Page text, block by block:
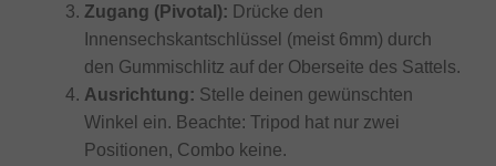
Zugang (Pivotal): Drücke den
Innensechskantschlüssel (meist 6mm) durch
den Gummischlitz auf der Oberseite des Sattels.
Ausrichtung: Stelle deinen gewünschten
Winkel ein. Beachte: Tripod hat nur zwei
Positionen, Combo keine.